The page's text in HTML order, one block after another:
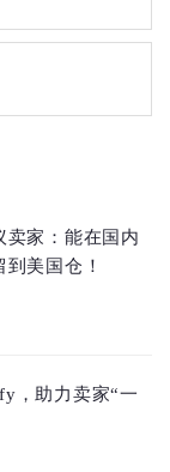
卖家：能在国内
美国仓！
，助力卖家“一